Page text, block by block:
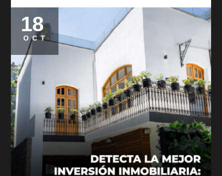
Posted
on
18
OCT